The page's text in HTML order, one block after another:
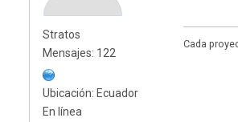
Stratos
Mensajes: 122
Ubicación: Ecuador
En línea
Cada